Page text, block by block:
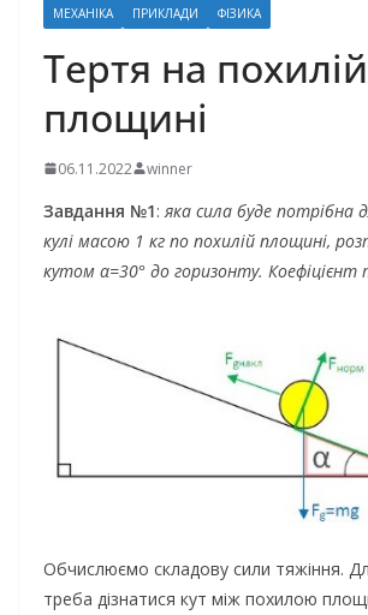
МЕХАНІКА ПРИКЛАДИ ФІЗИКА
Тертя на похилій
площині
06.11.2022 winner
Завдання №1: яка сила буде потрібна
кулі масою 1 кг по похилій площині,
кутом α=30° до горизонту. Коефіцієнт
Обчислюємо складову сили тяжіння.
треба дізнатися кут між похилою